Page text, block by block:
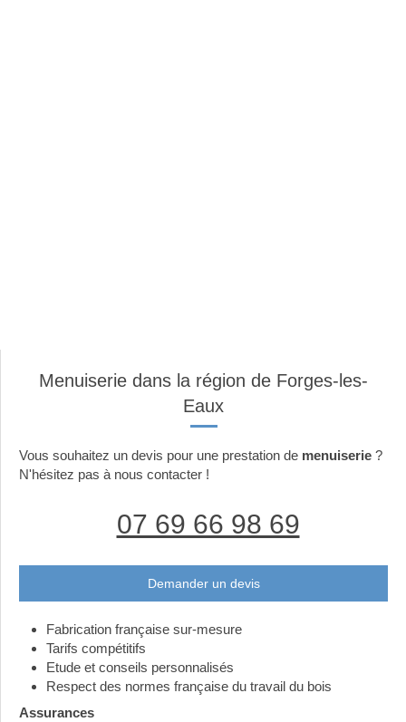
Menuiserie dans la région de Forges-les-
Eaux
Vous souhaitez un devis pour une prestation de menuiserie ?
N'hésitez pas à nous contacter !
07 69 66 98 69
Demander un devis
Fabrication française sur-mesure
Tarifs compétitifs
Etude et conseils personnalisés
Respect des normes française du travail du bois
Assurances